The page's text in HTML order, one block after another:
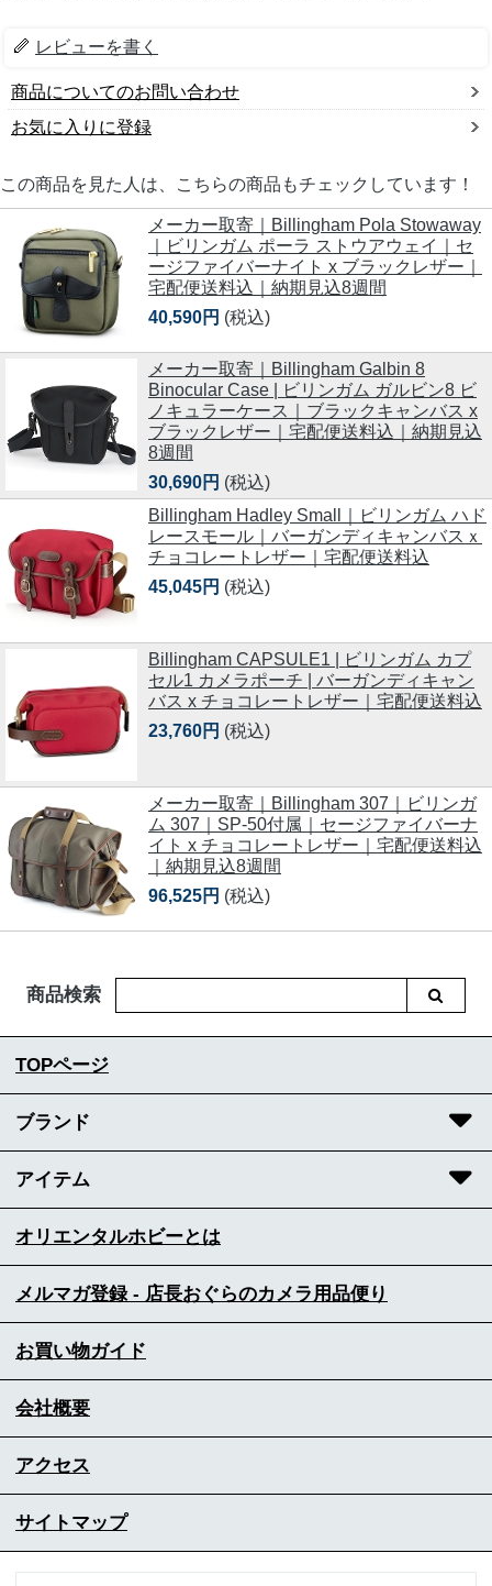
レビューを書く
商品についてのお問い合わせ
お気に入りに登録
この商品を見た人は、こちらの商品もチェックしています！
メーカー取寄｜Billingham Pola Stowaway
｜ビリンガム ポーラ ストウアウェイ｜セ
ージファイバーナイト x ブラックレザー｜
宅配便送料込｜納期見込8週間
40,590円 (税込)
メーカー取寄｜Billingham Galbin 8
Binocular Case | ビリンガム ガルビン8 ビ
ノキュラーケース｜ブラックキャンバス x
ブラックレザー｜宅配便送料込｜納期見込
8週間
30,690円 (税込)
Billingham Hadley Small｜ビリンガム ハド
レースモール｜バーガンディキャンバスｘ
チョコレートレザー｜宅配便送料込
45,045円 (税込)
Billingham CAPSULE1 | ビリンガム カプ
セル1 カメラポーチ | バーガンディキャン
バス x チョコレートレザー｜宅配便送料込
23,760円 (税込)
メーカー取寄｜Billingham 307｜ビリンガ
ム 307｜SP-50付属｜セージファイバーナ
イト x チョコレートレザー｜宅配便送料込
｜納期見込8週間
96,525円 (税込)
商品検索
TOPページ
ブランド
アイテム
オリエンタルホビーとは
メルマガ登録 - 店長おぐらのカメラ用品便り
お買い物ガイド
会社概要
アクセス
サイトマップ